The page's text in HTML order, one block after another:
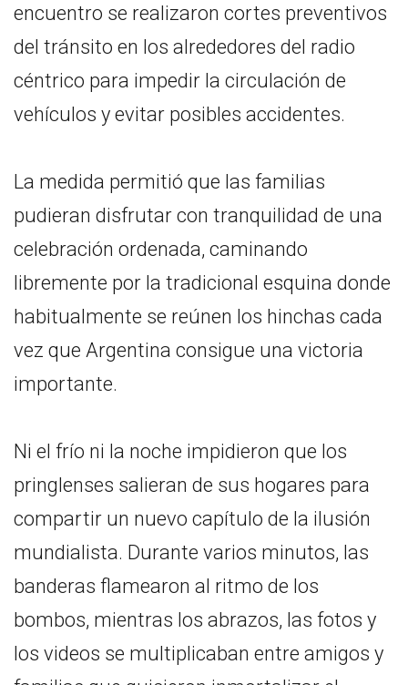
encuentro se realizaron cortes preventivos
del tránsito en los alrededores del radio
céntrico para impedir la circulación de
vehículos y evitar posibles accidentes.
La medida permitió que las familias
pudieran disfrutar con tranquilidad de una
celebración ordenada, caminando
libremente por la tradicional esquina donde
habitualmente se reúnen los hinchas cada
vez que Argentina consigue una victoria
importante.
Ni el frío ni la noche impidieron que los
pringlenses salieran de sus hogares para
compartir un nuevo capítulo de la ilusión
mundialista. Durante varios minutos, las
banderas flamearon al ritmo de los
bombos, mientras los abrazos, las fotos y
los videos se multiplicaban entre amigos y